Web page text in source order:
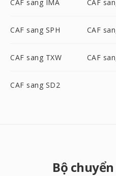
CAF sang IMA CAF
CAF sang SPH CAF
CAF sang TXW CAF
CAF sang SD2
Bộ